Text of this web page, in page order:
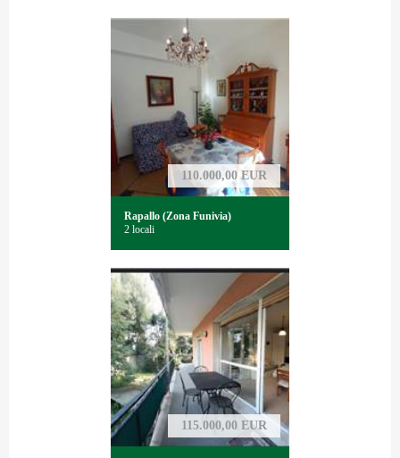
110.000,00 EUR
Rapallo (Zona Funivia)
2 locali
115.000,00 EUR